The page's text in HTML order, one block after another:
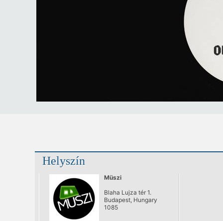
Helyszín
Müszi
Blaha Lujza tér 1.
Budapest, Hungary
1085